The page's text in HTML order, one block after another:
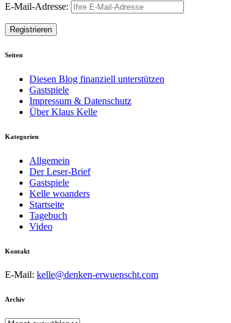
E-Mail-Adresse:
Seiten
Diesen Blog finanziell unterstützen
Gastspiele
Impressum & Datenschutz
Über Klaus Kelle
Kategorien
Allgemein
Der Leser-Brief
Gastspiele
Kelle woanders
Startseite
Tagebuch
Video
Kontakt
E-Mail: kelle@denken-erwuenscht.com
Archiv